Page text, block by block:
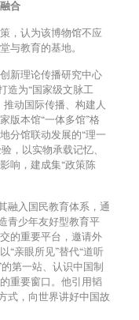
合
，认为该博物馆不应
与教育的基地。
新理论传播研究中心
造为“国家级文脉工
动国际传播、构建人
版本馆“一体多馆”格
分馆联动发展的“理一
，以实物承载记忆、
响，建成集“政策陈
融入国民教育体系，通
青少年友好型教育平
的重要平台，邀请外
“亲眼所见”替代“道听
第一站、认识中国制
重要窗口。他引用韬
式，向世界讲好中国故